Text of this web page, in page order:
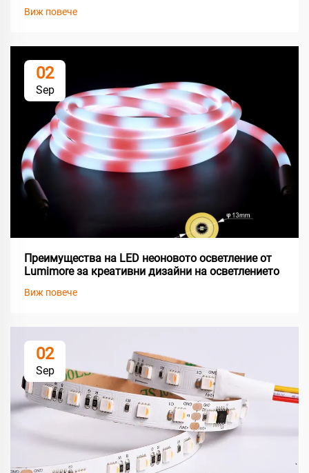
Виж повече
02
Sep
Преимущества на LED неоновото осветление от
Lumimore за креативни дизайни на осветлението
Виж повече
02
Sep